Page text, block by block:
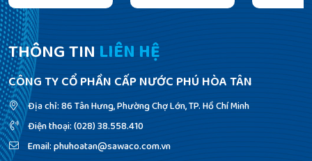
THÔNG TIN LIÊN HỆ
CÔNG TY CỔ PHẦN CẤP NƯỚC PHÚ HÒA TÂN
Địa chỉ: 86 Tân Hưng, Phường Chợ Lớn, TP. Hồ Chí Minh
Điện thoại: (028) 38.558.410
Email: phuhoatan@sawaco.com.vn